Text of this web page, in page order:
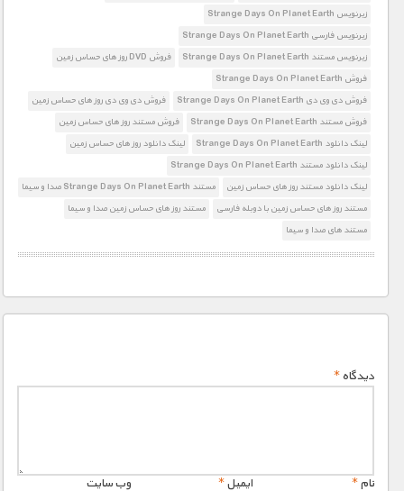
زیرنویس Strange Days On Planet Earth
زیرنویس فارسی Strange Days On Planet Earth
زیرنویس مستند Strange Days On Planet Earth
فروش DVD روز های حساس زمین
فروش Strange Days On Planet Earth
فروش دی وی دی Strange Days On Planet Earth
فروش دی وی دی روز های حساس زمین
فروش مستند Strange Days On Planet Earth
فروش مستند روز های حساس زمین
لینک دانلود Strange Days On Planet Earth
لینک دانلود روز های حساس زمین
لینک دانلود مستند Strange Days On Planet Earth
لینک دانلود مستند روز های حساس زمین
مستند Strange Days On Planet Earth صدا و سیما
مستند روز های حساس زمین با دوبله فارسی
مستند روز های حساس زمین صدا و سیما
مستند های صدا و سیما
دیدگاه*
نام* ایمیل* وب‌ سایت